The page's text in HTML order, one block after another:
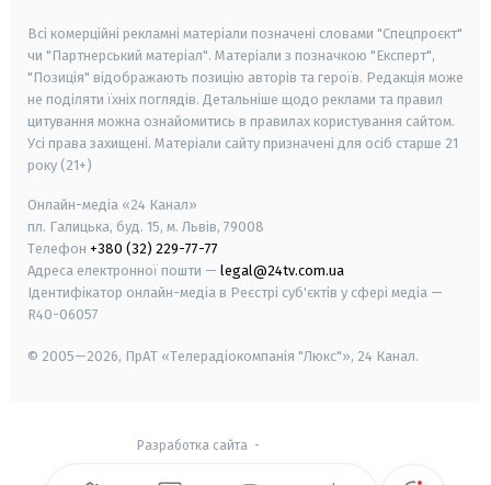
Всі комерційні рекламні матеріали позначені словами "Спецпроєкт"
чи "Партнерський матеріал". Матеріали з позначкою "Експерт",
"Позиція" відображають позицію авторів та героїв. Редакція може
не поділяти їхніх поглядів. Детальніше щодо реклами та правил
цитування можна ознайомитись в правилах користування сайтом.
Усі права захищені. Матеріали сайту призначені для осіб старше 21
року (21+)
Онлайн-медіа «24 Канал»
пл. Галицька, буд. 15, м. Львів, 79008
Телефон +380 (32) 229-77-77
Адреса електронної пошти — legal@24tv.com.ua
Ідентифікатор онлайн-медіа в Реєстрі суб'єктів у сфері медіа —
R40-06057
© 2005—2026, ПрАТ «Телерадіокомпанія "Люкс"», 24 Канал.
Разработка сайта -